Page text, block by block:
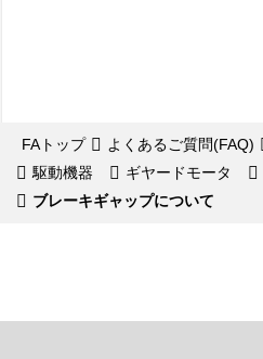
FAトップ よくあるご質問(FAQ)
駆動機器
ギヤードモータ
ブレーキギャップについて